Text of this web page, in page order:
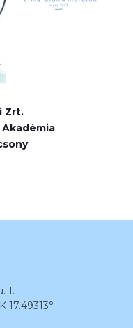
Zrt.
1.
17.49313°